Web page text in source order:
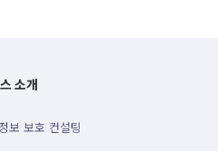
소개
보 보호 컨설팅